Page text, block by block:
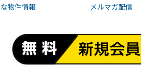
物件情報 メルマガ配信